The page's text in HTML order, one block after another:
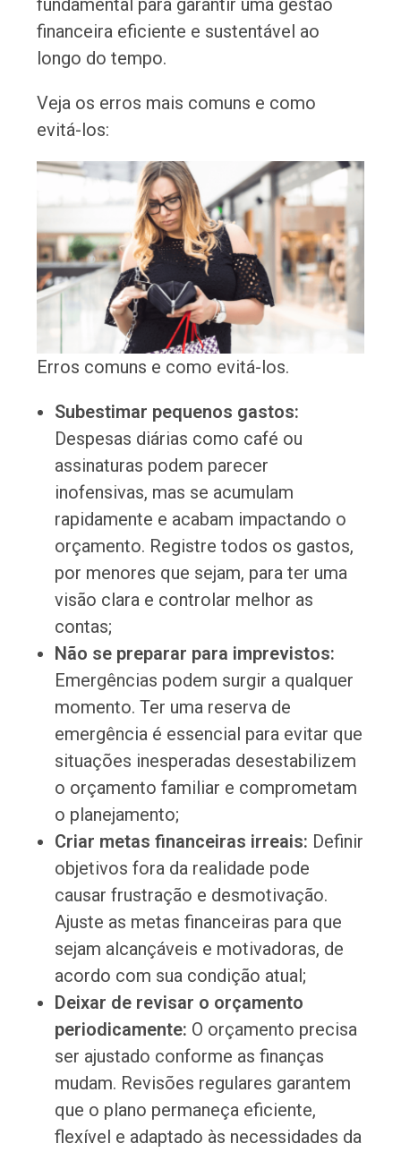
fundamental para garantir uma gestão
financeira eficiente e sustentável ao
longo do tempo.
Veja os erros mais comuns e como
evitá-los:
Erros comuns e como evitá-los.
Subestimar pequenos gastos:
Despesas diárias como café ou
assinaturas podem parecer
inofensivas, mas se acumulam
rapidamente e acabam impactando o
orçamento. Registre todos os gastos,
por menores que sejam, para ter uma
visão clara e controlar melhor as
contas;
Não se preparar para imprevistos:
Emergências podem surgir a qualquer
momento. Ter uma reserva de
emergência é essencial para evitar que
situações inesperadas desestabilizem
o orçamento familiar e comprometam
o planejamento;
Criar metas financeiras irreais: Definir
objetivos fora da realidade pode
causar frustração e desmotivação.
Ajuste as metas financeiras para que
sejam alcançáveis e motivadoras, de
acordo com sua condição atual;
Deixar de revisar o orçamento
periodicamente: O orçamento precisa
ser ajustado conforme as finanças
mudam. Revisões regulares garantem
que o plano permaneça eficiente,
flexível e adaptado às necessidades da